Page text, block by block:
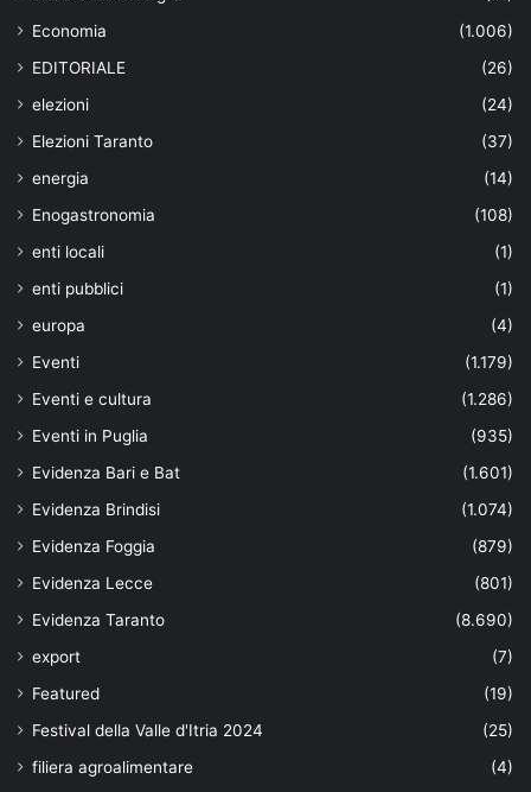
Economia
(1.006)
EDITORIALE
(26)
elezioni
(24)
Elezioni Taranto
(37)
energia
(14)
Enogastronomia
(108)
enti locali
(1)
enti pubblici
(1)
europa
(4)
Eventi
(1.179)
Eventi e cultura
(1.286)
Eventi in Puglia
(935)
Evidenza Bari e Bat
(1.601)
Evidenza Brindisi
(1.074)
Evidenza Foggia
(879)
Evidenza Lecce
(801)
Evidenza Taranto
(8.690)
export
(7)
Featured
(19)
Festival della Valle d'Itria 2024
(25)
filiera agroalimentare
(4)